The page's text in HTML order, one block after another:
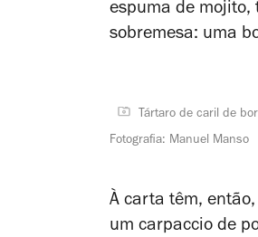
espuma de mojito,
sobremesa: uma
Tártaro de caril de
Fotografia: Manuel Manso
À carta têm,
um carpaccio de